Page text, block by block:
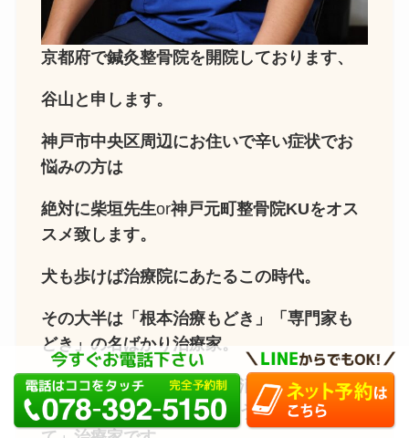
京都府で鍼灸整骨院を開院しております、
谷山と申します。
神戸市中央区周辺にお住いで辛い症状でお
悩みの方は
絶対に柴垣先生or神戸元町整骨院KUをオス
スメ致します。
犬も歩けば治療院にあたるこの時代。
その大半は「根本治療もどき」「専門家も
どき」の名ばかり治療家。
良くて、一時的に痛みが解消するだけです
ぐにまた痛みが戻ってしまう「なんちゃっ